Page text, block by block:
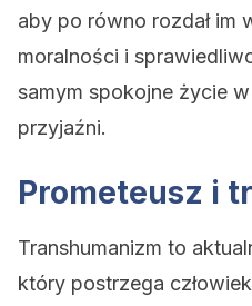
aby po równo rozdał im
moralności i
samym spokojne życie
przyjaźni.
Prometeusz i
Transhumanizm to
który postrzega